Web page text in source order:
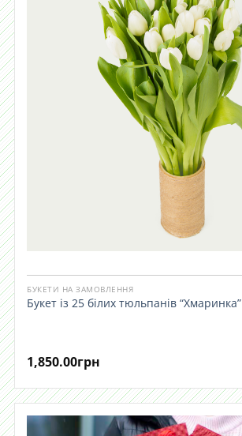
БУКЕТИ НА ЗАМОВЛЕННЯ
Букет із 25 білих тюльпанів “Хмаринка”
1,850.00грн